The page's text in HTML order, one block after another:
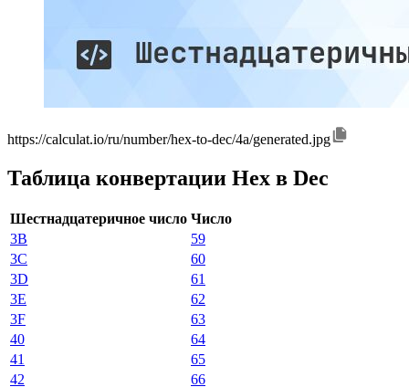
https://calculat.io/ru/number/hex-to-dec/4a/generated.jpg
Таблица конвертации Hex в Dec
Шестнадцатеричное число Число
3B
59
3C
60
3D
61
3E
62
3F
63
40
64
41
65
42
66